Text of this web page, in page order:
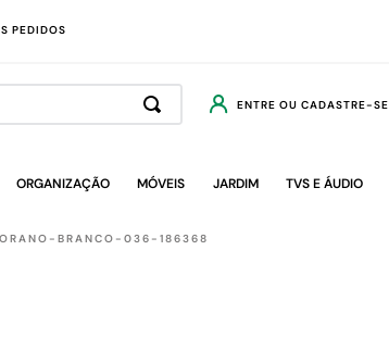
PEDIDOS
ENTRE OU CADASTRE-SE
ORGANIZAÇÃO MÓVEIS JARDIM TVS E ÁUDIO
BRANCO-036-186368